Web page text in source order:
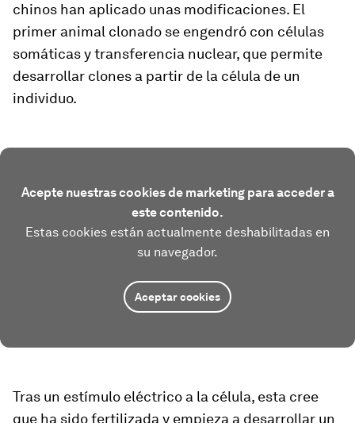
chinos han aplicado unas modificaciones. El
primer animal clonado se engendró con células
somáticas y transferencia nuclear, que permite
desarrollar clones a partir de la célula de un
individuo.
Acepte nuestras cookies de marketing para acceder a
este contenido.
Estas cookies están actualmente deshabilitadas en
su navegador.
Aceptar cookies
Tras un estímulo eléctrico a la célula, esta cree
que ha sido fertilizada y empieza a desarrollar un